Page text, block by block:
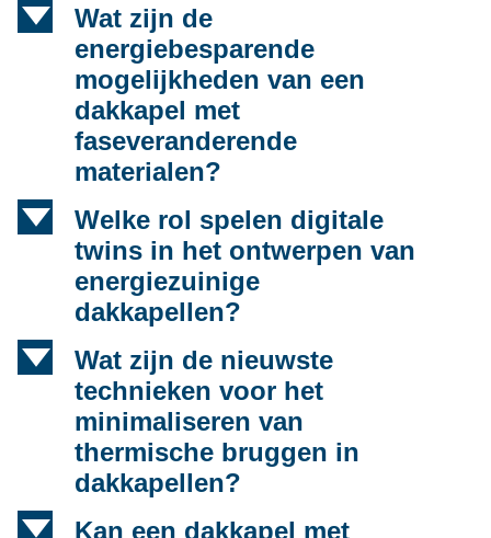
d
Wat zijn de
energiebesparende
mogelijkheden van een
dakkapel met
faseveranderende
materialen?
d
Welke rol spelen digitale
twins in het ontwerpen van
energiezuinige
dakkapellen?
d
Wat zijn de nieuwste
technieken voor het
minimaliseren van
thermische bruggen in
dakkapellen?
d
Kan een dakkapel met